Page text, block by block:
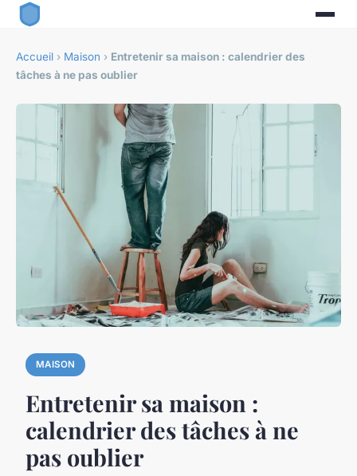
Accueil › Maison › Entretenir sa maison : calendrier des
tâches à ne pas oublier
MAISON
Entretenir sa maison :
calendrier des tâches à ne
pas oublier